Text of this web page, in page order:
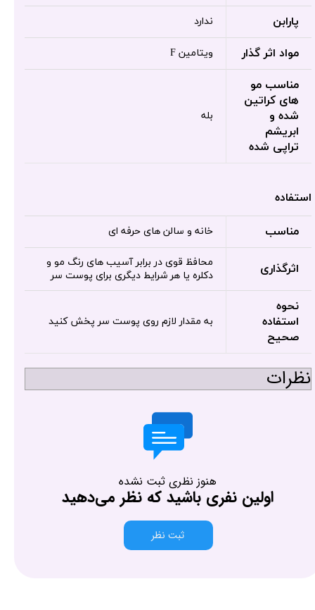
پارابن ندارد
مواد اثر گذار ویتامین F
مناسب مو
های کراتین
شده و
ابریشم
تراپی شده
بله
استفاده
مناسب خانه و سالن های حرفه ای
اثرگذاری
محافظ قوی در برابر آسیب های رنگ مو و
دکلره یا هر شرایط دیگری برای پوست سر
نحوه
استفاده
صحیح
به مقدار لازم روی پوست سر پخش کنید
نظرات
هنوز نظری ثبت نشده
اولین نفری باشید که نظر می‌دهید
ثبت نظر